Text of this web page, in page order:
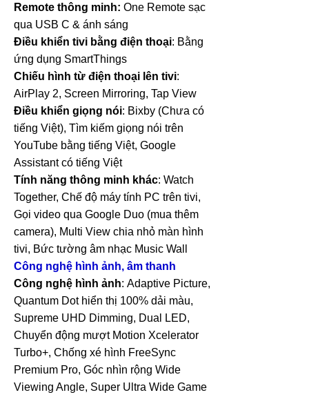
Remote thông minh: One Remote sạc
qua USB C & ánh sáng
Điều khiển tivi bằng điện thoại: Bằng
ứng dụng SmartThings
Chiếu hình từ điện thoại lên tivi:
AirPlay 2, Screen Mirroring, Tap View
Điều khiển giọng nói: Bixby (Chưa có
tiếng Việt), Tìm kiếm giọng nói trên
YouTube bằng tiếng Việt, Google
Assistant có tiếng Việt
Tính năng thông minh khác: Watch
Together, Chế độ máy tính PC trên tivi,
Gọi video qua Google Duo (mua thêm
camera), Multi View chia nhỏ màn hình
tivi, Bức tường âm nhạc Music Wall
Công nghệ hình ảnh, âm thanh
Công nghệ hình ảnh: Adaptive Picture,
Quantum Dot hiển thị 100% dải màu,
Supreme UHD Dimming, Dual LED,
Chuyển động mượt Motion Xcelerator
Turbo+, Chống xé hình FreeSync
Premium Pro, Góc nhìn rộng Wide
Viewing Angle, Super Ultra Wide Game